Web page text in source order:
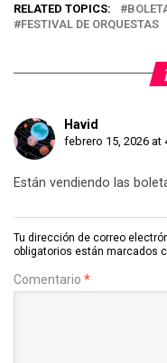
RELATED TOPICS:
FESTIVAL DE ORQUESTAS
Havid
febrero 15, 2026 at
Están vendiendo las
Tu dirección de correo
obligatorios están marcados
Comentario *